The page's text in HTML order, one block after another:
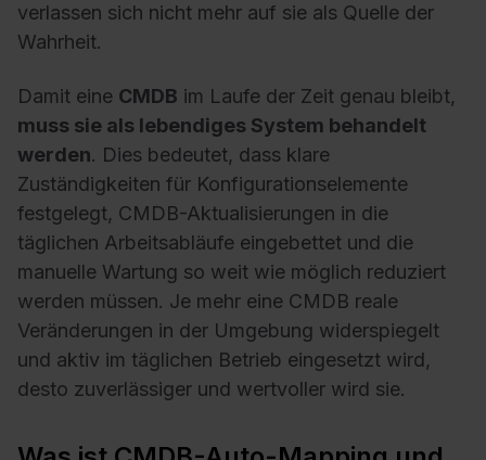
verlassen sich nicht mehr auf sie als Quelle der
Wahrheit.
Damit eine CMDB im Laufe der Zeit genau bleibt,
muss sie als lebendiges System behandelt
werden. Dies bedeutet, dass klare
Zuständigkeiten für Konfigurationselemente
festgelegt, CMDB-Aktualisierungen in die
täglichen Arbeitsabläufe eingebettet und die
manuelle Wartung so weit wie möglich reduziert
werden müssen. Je mehr eine CMDB reale
Veränderungen in der Umgebung widerspiegelt
und aktiv im täglichen Betrieb eingesetzt wird,
desto zuverlässiger und wertvoller wird sie.